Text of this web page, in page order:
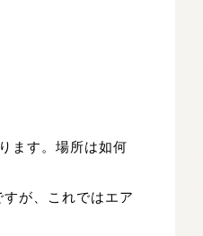
ます。場所は如何
が、これではエア